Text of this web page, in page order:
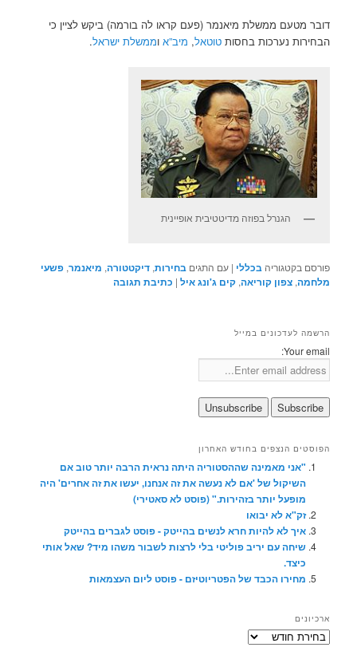
דובר מטעם ממשלת מיאנמר (פעם קראו לה בורמה) ביקש לציין כי
הבחירות נערכות בחסותטוטאל, מיב”א וממשלת ישראל.
הגנרל בפוזה מדיטטיבית אופיינית
פורסם בקטגוריה בכללי |עם התגים בחירות,דיקטטורה, מיאנמר,פשעי
מלחמה,צפון קוריאה,קים ג'ונג איל | כתיבת תגובה
הרשמה לעדכונים במייל
Your email:
הפוסטים הנצפים בחודש האחרון
"אני מאמינה שההסטוריה היתה נראית הרבה יותר טוב אם
השיקול של 'אם לא נעשה את זה אנחנו, יעשו את זה אחרים' היה
מופעל יותר בזהירות." (פוסט לא סאטירי)
זק"א לא יבואו
איך לא להיות חרא לנשים בהייטק - פוסט לגברים בהייטק
שיחה עם יריב פוליטי בלי לרצות לשבור משהו מיד? שאל אותי
כיצד.
מחירו הכבד של הפטריוטיזם - פוסט ליום העצמאות
ארכיונים
ארכיונים